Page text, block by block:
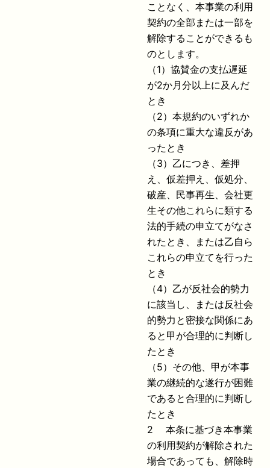
ことなく、本事業の利用
契約の全部または一部を
解除することができるも
のとします。
（1）協賛金の支払遅延
が2か月分以上に及んだ
とき
（2）本規約のいずれか
の条項に重大な違反があ
ったとき
（3）乙につき、差押
え、仮差押え、仮処分、
破産、民事再生、会社更
生その他これらに類する
法的手続の申立てがなさ
れたとき、または乙自ら
これらの申立てを行った
とき
（4）乙が反社会的勢力
に該当し、または反社会
的勢力と密接な関係にあ
ると甲が合理的に判断し
たとき
（5）その他、甲が本事
業の継続的な遂行が困難
であると合理的に判断し
たとき
2 本条に基づき本事業
の利用契約が解除された
場合であっても、解除時